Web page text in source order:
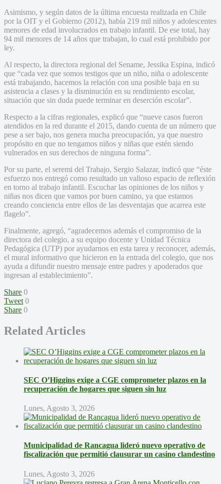
Asimismo, y según datos de la última encuesta realizada en Chile
por la OIT y el Gobierno (2012), había 219 mil niños y adolescentes
menores de edad involucrados en trabajo infantil. De ese total, hay
94 mil menores de 14 años que trabajan, lo cual está prohibido por
ley.
Al respecto, la directora regional del Sename, Jessika Espina, indicó
que “cada vez que somos testigos que un niño, niña o adolescente
está trabajando, hacemos la relación con una posible baja en su
asistencia a clases y la disminución en su rendimiento escolar,
situación que sin duda puede terminar en deserción escolar”.
Respecto a la cifras regionales, explicó que “nueve casos fueron
atendidos en la red durante el 2015, dando cuenta de un número que
pese a ser bajo, nos genera mucha preocupación, ya que nuestro
propósito en que no tengamos niños y niñas que estén siendo
vulnerados en sus derechos de ninguna forma”.
Por su parte, el seremi del Trabajo, Sergio Salazar, indicó que “éste
esfuerzo nos entregó como resultado un valioso espacio de reflexión
en torno al trabajo infantil. Escuchar las opiniones de los niños y
niñas nos dicen que vamos por buen camino, ya que estamos
creando conciencia entre ellos de las desventajas que acarrea este
flagelo”.
Finalmente, agregó, “agradecemos además el compromiso de la
directora del colegio, a su equipo docente y Unidad Técnica
Pedagógica (UTP) por ayudarnos en esta tarea y reconocer, además,
el mural informativo que hicieron en la entrada del colegio, que nos
ayuda a difundir nuestro mensaje entre padres y apoderados que
ingresan al establecimiento”.
Share 0
Tweet 0
Share 0
Related Articles
SEC O’Higgins exige a CGE comprometer plazos en la
recuperación de hogares que siguen sin luz
Lunes, Agosto 3, 2026
Municipalidad de Rancagua lideró nuevo operativo de
fiscalización que permitió clausurar un casino clandestino
Lunes, Agosto 3, 2026